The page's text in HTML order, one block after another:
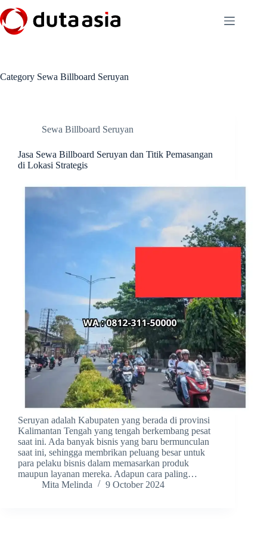
to
content
Category Sewa Billboard Seruyan
Sewa Billboard Seruyan
Jasa Sewa Billboard Seruyan dan Titik Pemasangan
di Lokasi Strategis
Seruyan adalah Kabupaten yang berada di provinsi
Kalimantan Tengah yang tengah berkembang pesat
saat ini. Ada banyak bisnis yang baru bermunculan
saat ini, sehingga membrikan peluang besar untuk
para pelaku bisnis dalam memasarkan produk
maupun layanan mereka. Adapun cara paling…
Mita Melinda
9 October 2024